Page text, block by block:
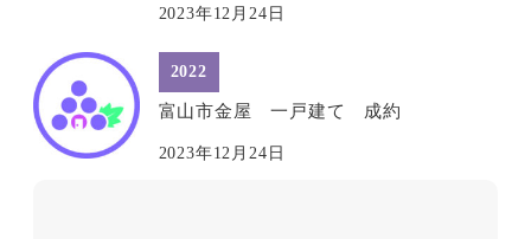
2023年12月24日
2022
富山市金屋 一戸建て 成約
2023年12月24日